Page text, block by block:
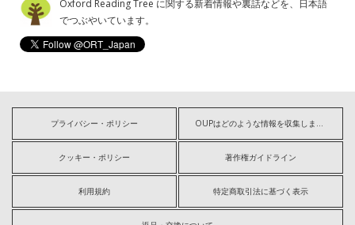
Oxford Reading Tree に関する新着情報や裏話などを、日本語
でつぶやいています。
プライバシー・ポリシー
クッキー・ポリシー 著作権ガイドライン
利用規約 特定商取引法に基づく表示